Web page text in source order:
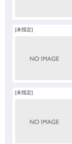
[未指定]
[未指定]